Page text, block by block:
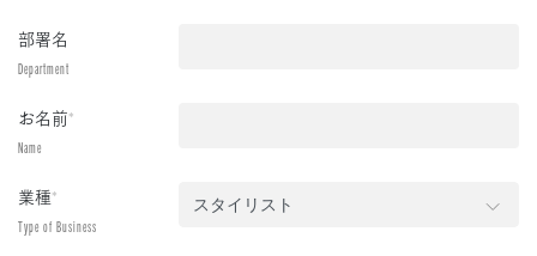
部署名
Department
お名前*
Name
業種*
Type of Business